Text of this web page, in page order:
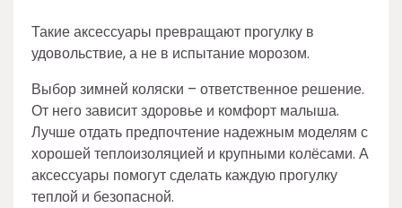
Такие аксессуары превращают прогулку в
удовольствие, а не в испытание морозом.
Выбор зимней коляски – ответственное решение.
От него зависит здоровье и комфорт малыша.
Лучше отдать предпочтение надежным моделям с
хорошей теплоизоляцией и крупными колёсами. А
аксессуары помогут сделать каждую прогулку
теплой и безопасной.